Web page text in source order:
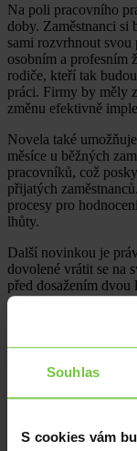
Souhlas
S cookies vám
Na poli pracovního
doby. Zaměstnanci si
sami rozvrhnout
osobním a profesním
rodiče, kteří tak
práci. Firmy by měly
změnu efektivně
Novela také
měsíce u běžných
pracovníků, což
přijatých
procesy pro
lhůty.
Další novinkou je
dovolené vrátit se na
před dosažením
rodiče a podporuje
Mladiství od 14 let
prázdnin na dohody
činnosti. Tento krok
zkušenosti a
chráněni přísnými
Rodinné právo